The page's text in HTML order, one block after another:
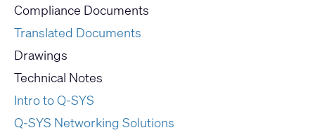
Compliance Documents
Translated Documents
Drawings
Technical Notes
Intro to Q-SYS
Q-SYS Networking Solutions